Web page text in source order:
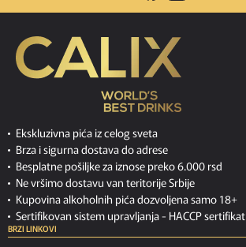
Ekskluzivna pića iz celog sveta
Brza i sigurna dostava do adrese
Besplatne pošiljke za iznose preko 6.000 rsd
Ne vršimo dostavu van teritorije Srbije
Kupovina alkoholnih pića dozvoljena samo 18+
Sertifikovan sistem upravljanja - HACCP sertifikat
BRZI LINKOVI